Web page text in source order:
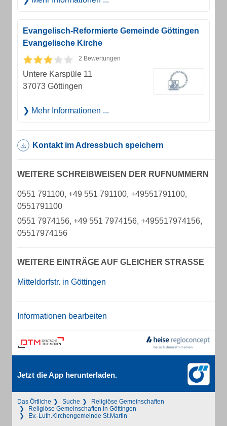
Evangelisch-Reformierte Gemeinde Göttingen
Evangelische Kirche
2 Bewertungen
Untere Karspüle 11
37073 Göttingen
Mehr Informationen ...
Kontakt im Adressbuch speichern
WEITERE SCHREIBWEISEN DER RUFNUMMERN
0551 791100, +49 551 791100, +49551791100,
0551791100
0551 7974156, +49 551 7974156, +495517974156,
05517974156
WEITERE EINTRÄGE AUF GLEICHER STRASSE
Mitteldorfstr. in Göttingen
Informationen bearbeiten
Jetzt die App herunterladen.
Das Örtliche Suche
Religiöse Gemeinschaften
Religiöse Gemeinschaften in Göttingen
Ev.-Luth.Kirchengemeinde St.Martin